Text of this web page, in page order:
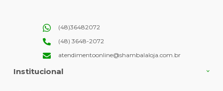
Institucional
(48)36482072
(48) 3648-2072
atendimentoonline@shambalaloja.com.br